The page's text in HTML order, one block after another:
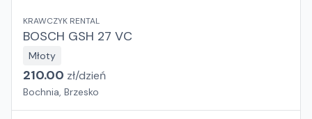
KRAWCZYK RENTAL
BOSCH GSH 27 VC
Młoty
210.00 zł/dzień
Bochnia, Brzesko